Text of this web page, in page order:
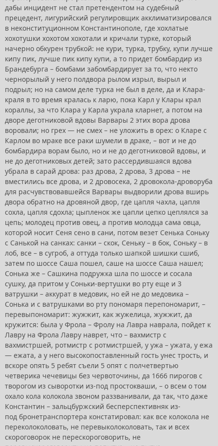
дабы инцидент не стал претендентом на судебный
прецедент, лигурийский регулировщик акклиматизировался
в неконституционном Константинополе, где хохлатые
хохотушки хохотом хохотали и кричали турке, который
начерно обкурен трубкой: не кури, турка, трубку, купи лучше
кипу пик, лучше пик кипу купи, а то придет бомбардир из
Брандебурга – бомбами забомбардирует за то, что некто
чернорылый у него полдвора рылом изрыл, вырыл и
подрыл; но на самом деле турка не был в деле, да и Клара-
краля в то время кралась к ларю, пока Карл у Клары крал
кораллы, за что Клара у Карла украла кларнет, а потом на
дворе деготниковой вдовы Варвары 2 этих вора дрова
воровали; но грех — не смех – не уложить в орех: о Кларе с
Карлом во мраке все раки шумели в драке, – вот и не до
бомбардира ворам было, но и не до деготниковой вдовы, и
не до деготниковых детей; зато рассердившаяся вдова
убрала в сарай дрова: раз дрова, 2 дрова, 3 дрова – не
вместились все дрова, и 2 дровосека, 2 дровокола-дроворуба
для расчувствовавшейся Варвары выдворили дрова вширь
двора обратно на дровяной двор, где цапля чахла, цапля
сохла, цапля сдохла; цыпленок же цапли цепко цеплялся за
цепь; молодец против овец, а против молодца сама овца,
которой носит Сеня сено в сани, потом везет Сенька Соньку
с Санькой на санках: санки – скок, Сеньку – в бок, Соньку – в
лоб, все – в сугроб, а оттуда только шапкой шишки сшиб,
затем по шоссе Саша пошел, саше на шоссе Саша нашел;
Сонька же – Сашкина подружка шла по шоссе и сосала
сушку, да притом у Соньки-вертушки во рту еще и 3
ватрушки – аккурат в медовик, но ей не до медовика –
Сонька и с ватрушками во рту пономаря перепономарит, –
перевыпономарит: жужжит, как жужелица, жужжит, да
кружится: была у Фрола – Фролу на Лавра наврала, пойдет к
Лавру на Фрола Лавру наврет, что – вахмистр с
вахмистршей, ротмистр с ротмистршей, у ужа – ужата, у ежа
— ежата, а у него высокопоставленный гость унес трость, и
вскоре опять 5 ребят съели 5 опят с полчетвертью
четверика чечевицы без червоточины, да 1666 пирогов с
творогом из сыворотки из-под простокваши, – о всем о том
охало кола колокола звоном раззванивали, да так, что даже
Константин – зальцбуржский бесперспективняк из-
под бронетранспортера констатировал: как все колокола не
переколоколовать, не перевыколоколовать, так и всех
скороговорок не перескороговорить, не